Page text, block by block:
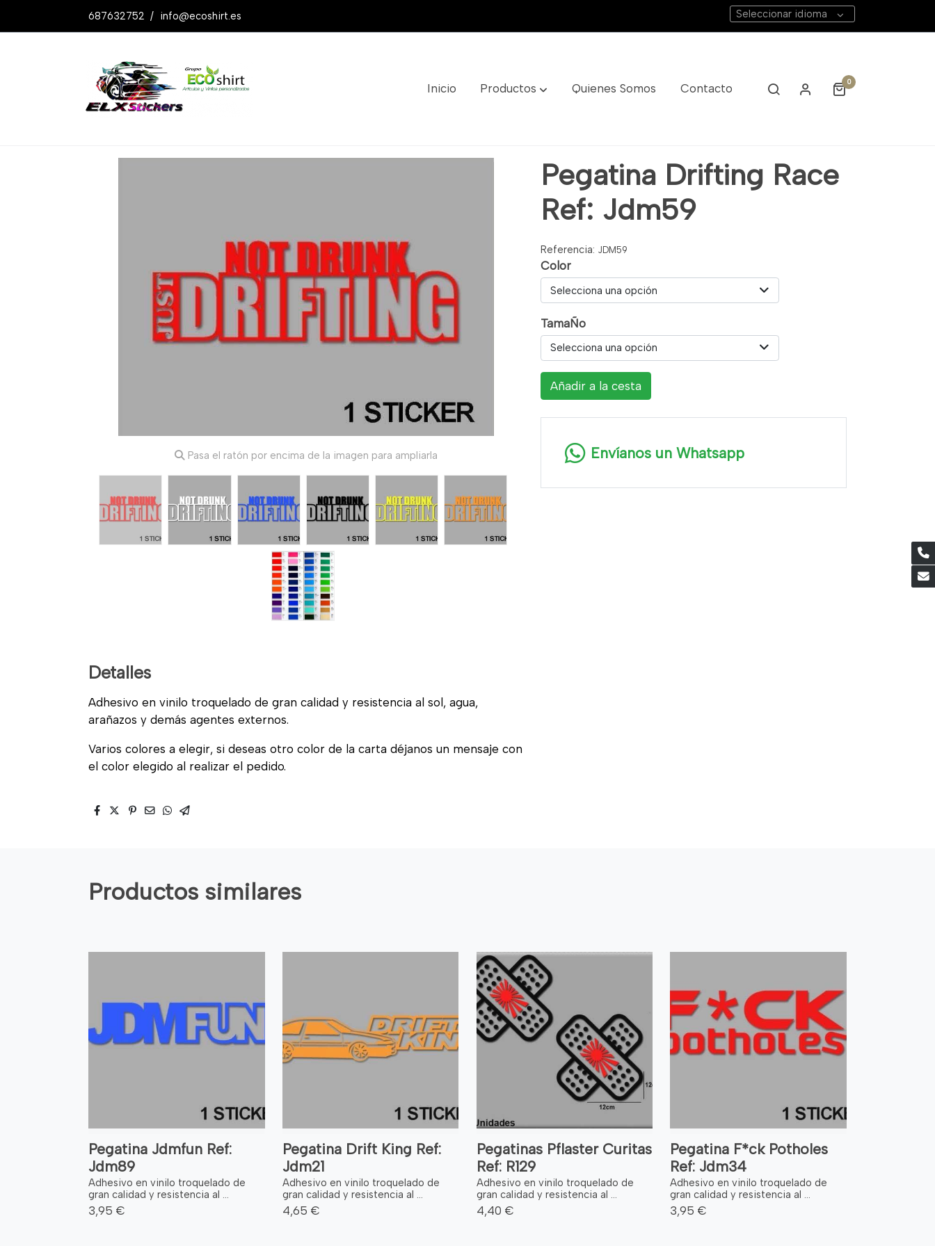
687632752 / info@ecoshirt.es Seleccionar idioma
Inicio Productos Quienes Somos Contacto 0
Productos Pegatina Drifting Race Ref: Jdm59
Pasa el ratón por encima de la imagen para ampliarla
Detalles
Adhesivo en vinilo troquelado de gran calidad y resistencia al sol, agua,
arañazos y demás agentes externos.
Varios colores a elegir, si deseas otro color de la carta déjanos un mensaje con
el color elegido al realizar el pedido.
Pegatina Drifting Race
Ref: Jdm59
Referencia: JDM59
Color
Selecciona una opción
TamaÑo
Selecciona una opción
Añadir a la cesta
Envíanos un Whatsapp
Productos similares
Pegatina Jdmfun Ref:
Jdm89
Adhesivo en vinilo troquelado de
gran calidad y resistencia al ...
3,95 €
Pegatina Drift King Ref:
Jdm21
Adhesivo en vinilo troquelado de
gran calidad y resistencia al ...
4,65 €
Pegatinas Pflaster Curitas
Ref: R129
Adhesivo en vinilo troquelado de
gran calidad y resistencia al ...
4,40 €
Pegatina F*ck Potholes
Ref: Jdm34
Adhesivo en vinilo troquelado de
gran calidad y resistencia al ...
3,95 €